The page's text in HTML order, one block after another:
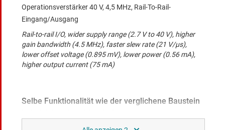
Operationsverstärker 40 V, 4,5 MHz, Rail-To-Rail-
Eingang/Ausgang
Rail-to-rail I/O, wider supply range (2.7 V to 40 V), higher
gain bandwidth (4.5 MHz), faster slew rate (21 V/µs),
lower offset voltage (0.895 mV), lower power (0.56 mA),
higher output current (75 mA)
Selbe Funktionalität wie der verglichene Baustein